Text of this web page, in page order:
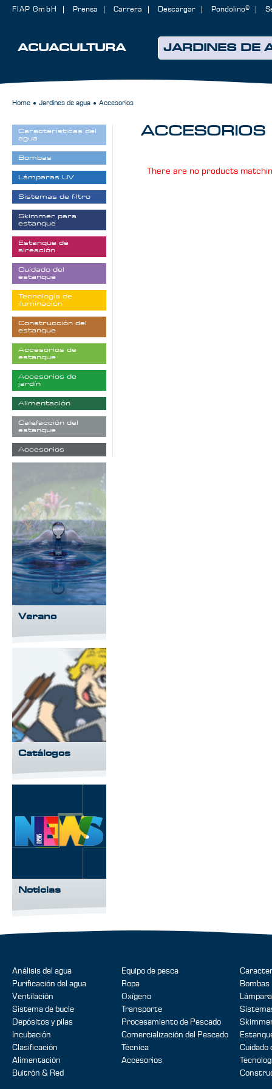
ACUACULTURA JARDINES DE
FIAP GmbH Prensa Carrera Descargar Pondolino®
Home ● Jardines de agua ● Accesorios
ACCESORIOS
There are no products
Características del
agua
Bombas
Lámparas UV
Sistemas de filtro
Skimmer para
estanque
Estanque de
aireación
Cuidado del
estanque
Tecnología de
iluminación
Construcción del
estanque
Accesorios de
estanque
Accesorios de
jardín
Alimentación
Calefacción del
estanque
Accesorios
Verano
Catálogos
Noticias
Análisis del agua
Purificación del agua
Ventilación
Sistema de bucle
Depósitos y pilas
Incubación
Clasificación
Alimentación
Buitrón & Red
Equipo de pesca
Ropa
Oxígeno
Transporte
Procesamiento de Pescado
Comercialización del Pescado
Técnica
Accesorios
Bombas
Cuidado